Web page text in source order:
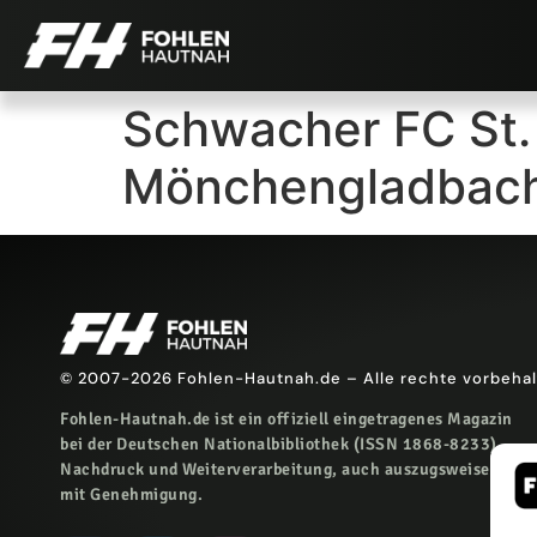
Schwacher FC
© 2007-2026 Fohlen-Hautnah.de – Alle rechte
Fohlen-Hautnah.de ist ein offiziell eingetragenes Magazin
bei der Deutschen Nationalbibliothek (ISSN 1868-8233).
Nachdruck und Weiterverarbeitung, auch auszugsweise, nur
mit Genehmigung.